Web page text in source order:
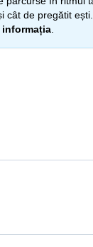
cât de pregătit ești.